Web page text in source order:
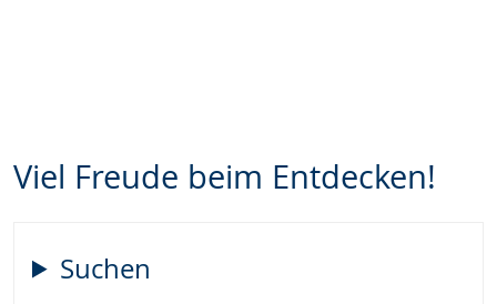
Viel Freude beim Entdecken!
Suchen